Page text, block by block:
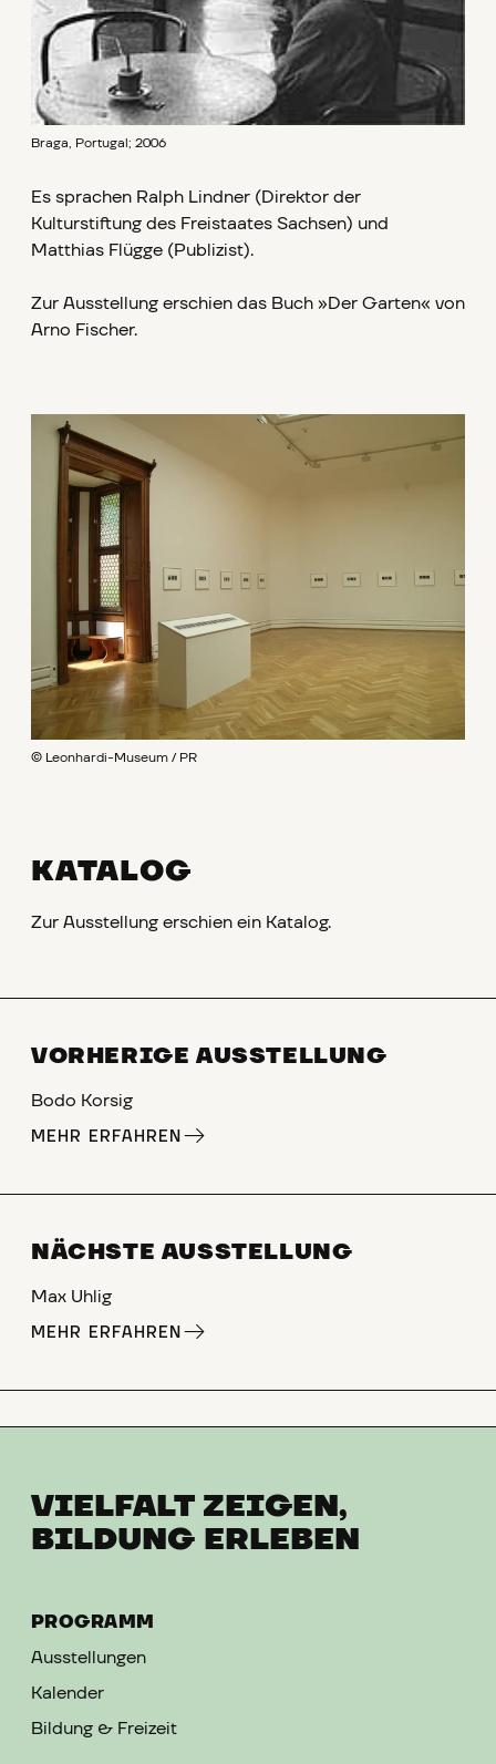
Braga, Portugal; 2006
Es sprachen Ralph Lindner (Direktor der
Kulturstiftung des Freistaates Sachsen) und
Matthias Flügge (Publizist).
Zur Ausstellung erschien das Buch »Der Garten« von
Arno Fischer.
© Leonhardi-Museum / PR
KATALOG
Zur Ausstellung erschien ein Katalog.
VORHERIGE AUSSTELLUNG
Bodo Korsig
MEHR ERFAHREN
NÄCHSTE AUSSTELLUNG
Max Uhlig
MEHR ERFAHREN
VIELFALT ZEIGEN,
BILDUNG ERLEBEN
PROGRAMM
Ausstellungen
Kalender
Bildung & Freizeit